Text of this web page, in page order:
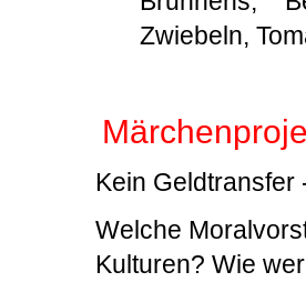
Zwiebeln,
Kein Geldtransfer
Welche
Kulturen? Wie